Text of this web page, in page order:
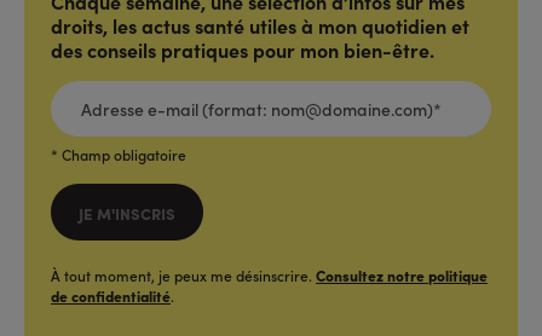
droits, les actus santé utiles à mon quotidien et
des conseils pratiques pour mon bien-être.
ADRESSE
E-
MAIL
(FORMAT:
NOM@DOMAINE.COM)*
* Champ obligatoire
JE M'INSCRIS
À tout moment, je peux me désinscrire. Consultez notre politique
de confidentialité.